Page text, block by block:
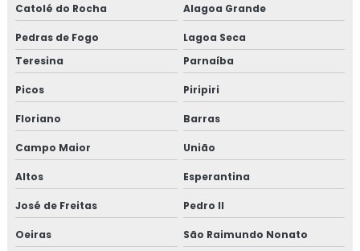
Catolé do Rocha Alagoa Grande
Pedras de Fogo
Lagoa Seca
Teresina
Parnaíba
Picos Piripiri
Floriano Barras
Campo Maior União
Altos Esperantina
José de Freitas Pedro II
Oeiras São Raimundo Nonato